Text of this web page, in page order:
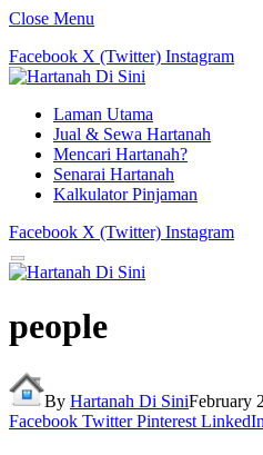
Close Menu
Facebook X (Twitter) Instagram
Laman Utama
Jual & Sewa Hartanah
Mencari Hartanah?
Senarai Hartanah
Kalkulator Pinjaman
Facebook X (Twitter) Instagram
people
By Hartanah Di SiniFebruary
Facebook Twitter Pinterest LinkedIn